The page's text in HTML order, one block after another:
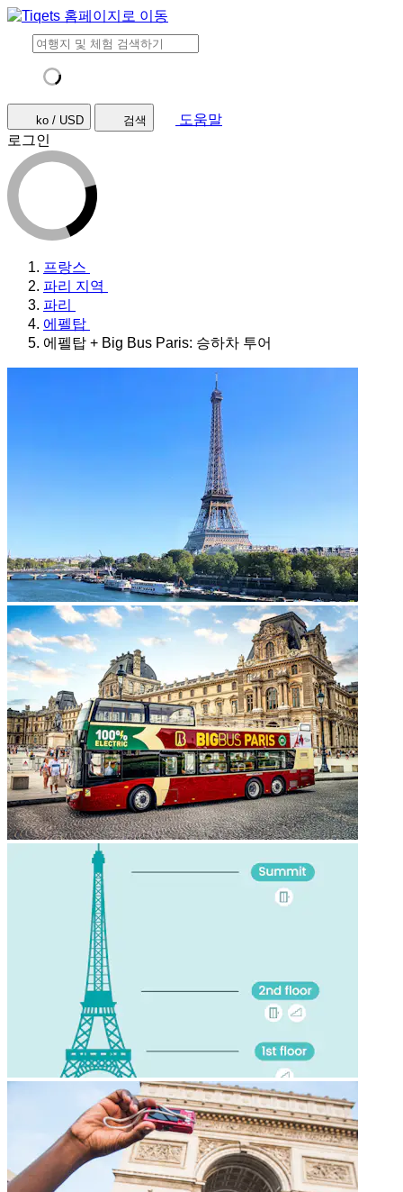
ko / USD 검색
도움말
로그인
프랑스
파리 지역
파리
에펠탑
에펠탑 + Big Bus Paris: 승하차 투어